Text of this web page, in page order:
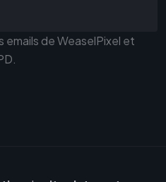
de WeaselPixel et